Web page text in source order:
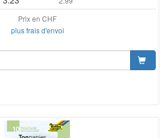
Prix en CHF
plus frais d'envoi